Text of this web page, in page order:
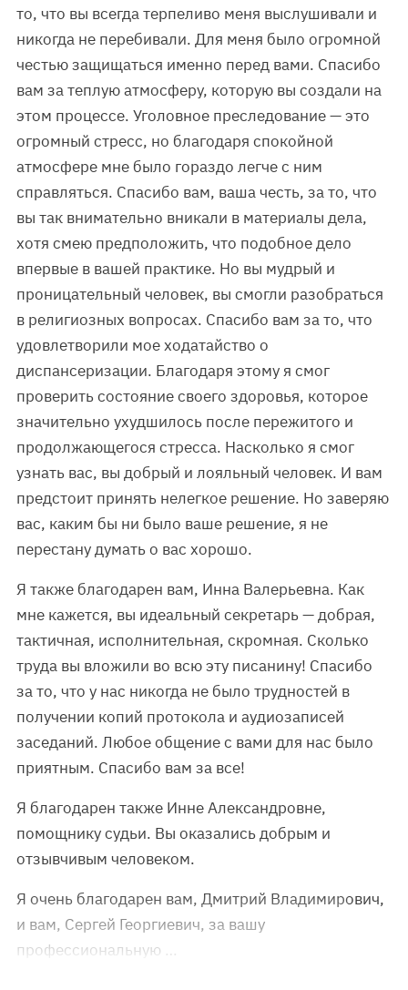
то, что вы всегда терпеливо меня выслушивали и
никогда не перебивали. Для меня было огромной
честью защищаться именно перед вами. Спасибо
вам за теплую атмосферу, которую вы создали на
этом процессе. Уголовное преследование — это
огромный стресс, но благодаря спокойной
атмосфере мне было гораздо легче с ним
справляться. Спасибо вам, ваша честь, за то, что
вы так внимательно вникали в материалы дела,
хотя смею предположить, что подобное дело
впервые в вашей практике. Но вы мудрый и
проницательный человек, вы смогли разобраться
в религиозных вопросах. Спасибо вам за то, что
удовлетворили мое ходатайство о
диспансеризации. Благодаря этому я смог
проверить состояние своего здоровья, которое
значительно ухудшилось после пережитого и
продолжающегося стресса. Насколько я смог
узнать вас, вы добрый и лояльный человек. И вам
предстоит принять нелегкое решение. Но заверяю
вас, каким бы ни было ваше решение, я не
перестану думать о вас хорошо.
Я также благодарен вам, Инна Валерьевна. Как
мне кажется, вы идеальный секретарь — добрая,
тактичная, исполнительная, скромная. Сколько
труда вы вложили во всю эту писанину! Спасибо
за то, что у нас никогда не было трудностей в
получении копий протокола и аудиозаписей
заседаний. Любое общение с вами для нас было
приятным. Спасибо вам за все!
Я благодарен также Инне Александровне,
помощнику судьи. Вы оказались добрым и
отзывчивым человеком.
Я очень благодарен вам, Дмитрий Владимирович,
и вам, Сергей Георгиевич, за вашу
профессиональную …